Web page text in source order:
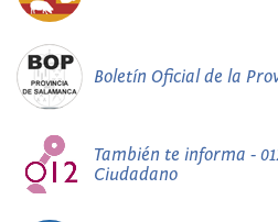
Boletín Oficial de la
También te informa -
Ciudadano